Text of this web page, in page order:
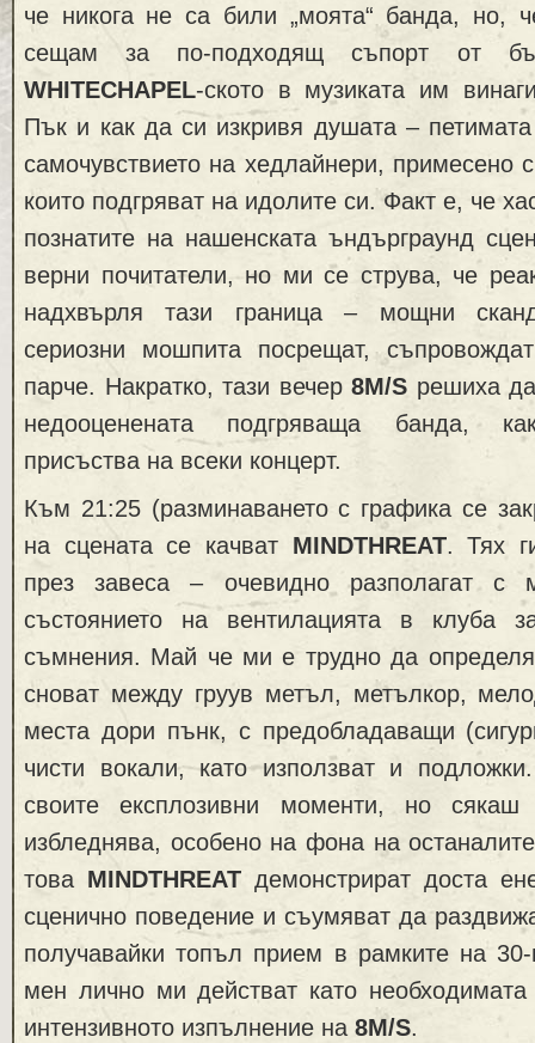
че никога не са били „моята“ банда, но,
сещам за по-подходящ съпорт от
WHITECHAPEL-ското в музиката им
Пък и как да си изкривя душата – петимата
самочувствието на хедлайнери, примесено
които подгряват на идолите си. Факт е, че
познатите на нашенската ъндърграунд
верни почитатели, но ми се струва, че
надхвърля тази граница – мощни
сериозни мошпита посрещат,
парче. Накратко, тази вечер8M/S решиха
недооценената подгряваща банда,
присъства на всеки концерт.
Към 21:25 (разминаването с графика се
на сцената се качват MINDTHREAT. Тях
през завеса – очевидно разполагат
състоянието на вентилацията в клуба
съмнения. Май че ми е трудно да
сноват между груув метъл, метълкор,
места дори пънк, с предобладаващи
чисти вокали, като използват и
своите експлозивни моменти, но
избледнява, особено на фона на
това MINDTHREAT демонстрират доста
сценично поведение и съумяват да
получавайки топъл прием в рамките на
мен лично ми действат като необходимата
интензивното изпълнение на 8M/S.